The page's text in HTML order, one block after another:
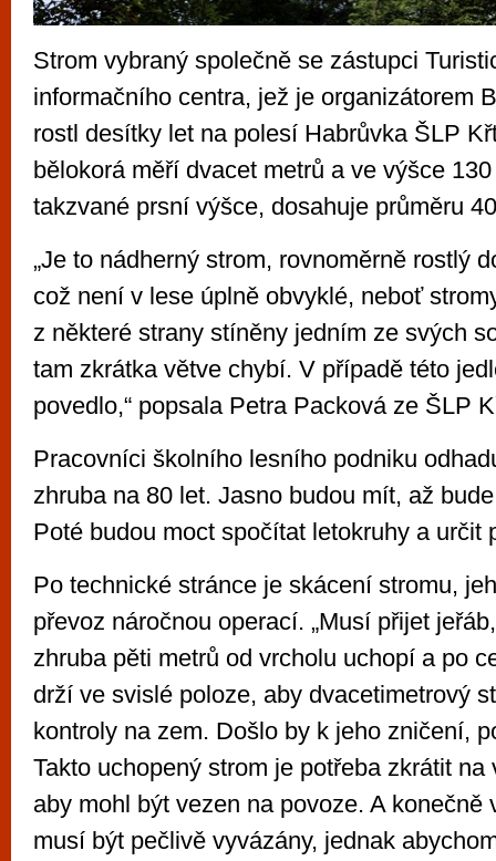
Strom vybraný společně se zástupci
informačního centra, jež je organizátorem
rostl desítky let na polesí Habrůvka ŠLP
bělokorá měří dvacet metrů a ve výšce
takzvané prsní výšce, dosahuje průměru
„Je to nádherný strom, rovnoměrně rostlý
což není v lese úplně obvyklé, neboť
z některé strany stíněny jedním ze svých
tam zkrátka větve chybí. V případě této
povedlo,“ popsala Petra Packová ze ŠLP
Pracovníci školního lesního podniku
zhruba na 80 let. Jasno budou mít, až
Poté budou moct spočítat letokruhy a určit
Po technické stránce je skácení stromu,
převoz náročnou operací. „Musí přijet
zhruba pěti metrů od vrcholu uchopí a po
drží ve svislé poloze, aby dvacetimetrový
kontroly na zem. Došlo by k jeho zničení,
Takto uchopený strom je potřeba zkrátit na
aby mohl být vezen na povoze. A konečně
musí být pečlivě vyvázány, jednak